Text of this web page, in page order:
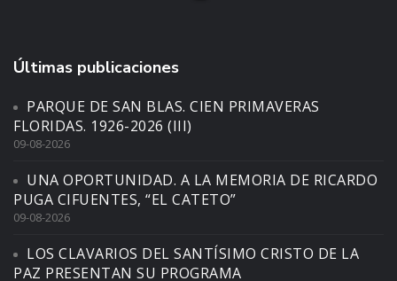
Últimas publicaciones
PARQUE DE SAN BLAS. CIEN PRIMAVERAS
FLORIDAS. 1926-2026 (III)
09-08-2026
UNA OPORTUNIDAD. A LA MEMORIA DE RICARDO
PUGA CIFUENTES, “EL CATETO”
09-08-2026
LOS CLAVARIOS DEL SANTÍSIMO CRISTO DE LA
PAZ PRESENTAN SU PROGRAMA